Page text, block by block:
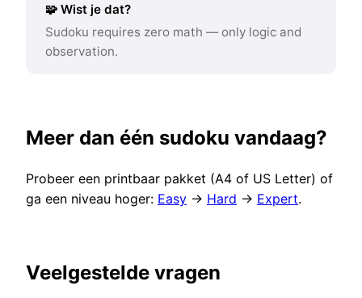
🧩 Wist je dat?
Sudoku requires zero math — only logic and
observation.
Meer dan één sudoku vandaag?
Probeer een printbaar pakket (A4 of US Letter) of
ga een niveau hoger: Easy → Hard → Expert.
Veelgestelde vragen